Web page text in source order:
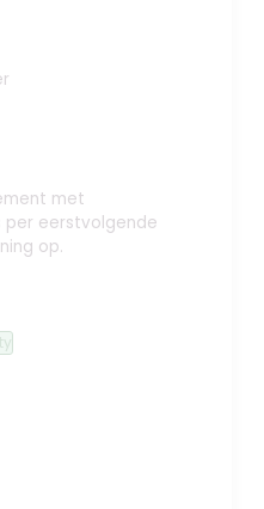
met
eerstvolgende
op.